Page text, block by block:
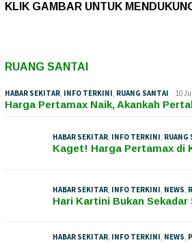
KLIK GAMBAR UNTUK
RUANG SANTAI
HABAR SEKITAR, INFO TERKINI, RUANG SANTAI 10
Harga Pertamax Naik, Akankah
HABAR SEKITAR, INFO TERKINI, RUANG
Kaget! Harga Pertamax di
HABAR SEKITAR, INFO TERKINI, NEWS,
Hari Kartini Bukan
HABAR SEKITAR, INFO TERKINI, NEWS,